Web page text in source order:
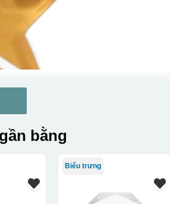
bằng
Biểu trưng